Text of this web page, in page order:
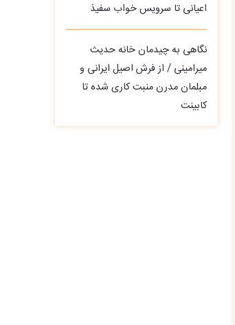
اعیانی تا سرویس خواب سفیذ
نگاهی به چیدمان خانه حدیث
میرامینی / از فرش اصیل ایرانی و
مبلمان مدرن منبت‌ کاری‌ شده تا
کابینت